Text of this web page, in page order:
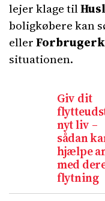
lejer klage til
boligkøbere kan
eller
situationen.
Giv dit
nyt liv –
sådan
hjælpe
med
flytning